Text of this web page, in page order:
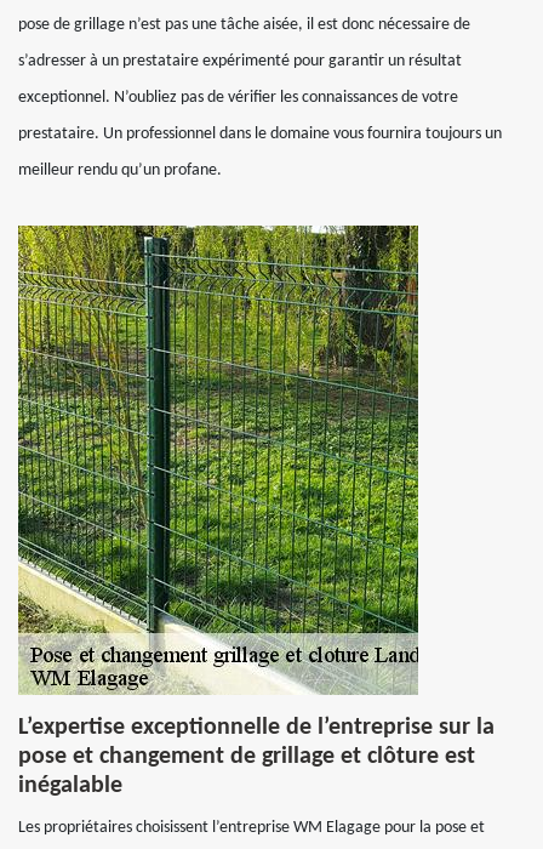
pose de grillage n’est pas une tâche aisée, il est donc nécessaire de
s’adresser à un prestataire expérimenté pour garantir un résultat
exceptionnel. N’oubliez pas de vérifier les connaissances de votre
prestataire. Un professionnel dans le domaine vous fournira toujours un
meilleur rendu qu’un profane.
L’expertise exceptionnelle de l’entreprise sur la
pose et changement de grillage et clôture est
inégalable
Les propriétaires choisissent l’entreprise WM Elagage pour la pose et